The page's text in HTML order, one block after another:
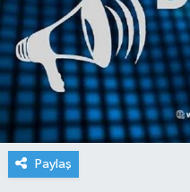
Paylaş